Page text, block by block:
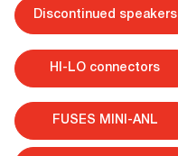
Discontinued speakers
HI-LO connectors
FUSES MINI-ANL